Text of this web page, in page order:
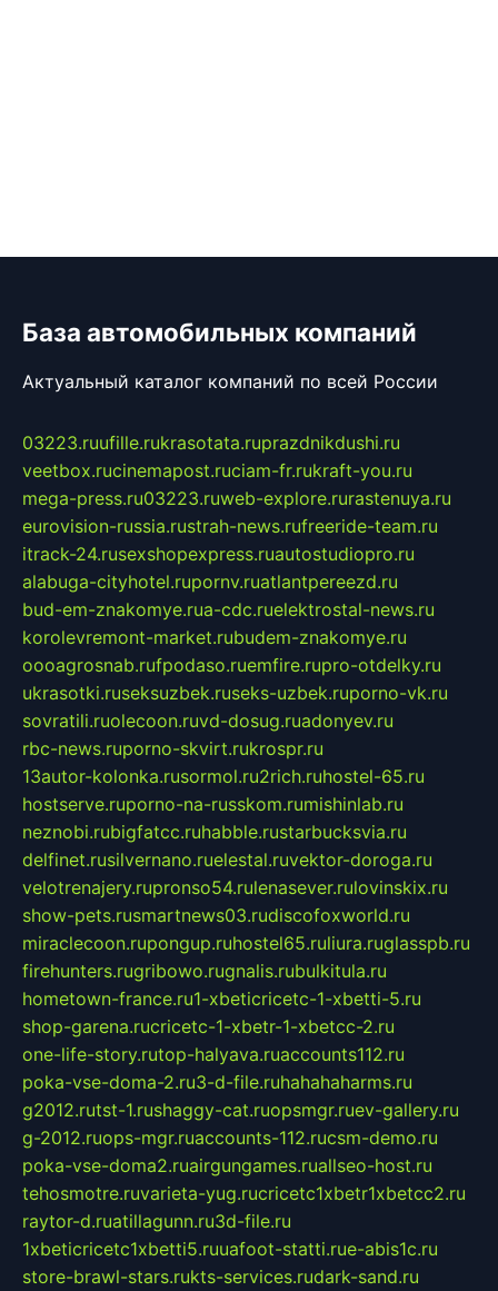
База автомобильных компаний
Актуальный каталог компаний по всей России
03223.ruufille.rukrasotata.ruprazdnikdushi.ru
veetbox.rucinemapost.ruciam-fr.rukraft-you.ru
mega-press.ru03223.ruweb-explore.rurastenuya.ru
eurovision-russia.rustrah-news.rufreeride-team.ru
itrack-24.rusexshopexpress.ruautostudiopro.ru
alabuga-cityhotel.rupornv.ruatlantpereezd.ru
bud-em-znakomye.rua-cdc.ruelektrostal-news.ru
korolevremont-market.rubudem-znakomye.ru
oooagrosnab.rufpodaso.ruemfire.rupro-otdelky.ru
ukrasotki.ruseksuzbek.ruseks-uzbek.ruporno-vk.ru
sovratili.ruolecoon.ruvd-dosug.ruadonyev.ru
rbc-news.ruporno-skvirt.rukrospr.ru
13autor-kolonka.rusormol.ru2rich.ruhostel-65.ru
hostserve.ruporno-na-russkom.rumishinlab.ru
neznobi.rubigfatcc.ruhabble.rustarbucksvia.ru
delfinet.rusilvernano.ruelestal.ruvektor-doroga.ru
velotrenajery.rupronso54.rulenasever.rulovinskix.ru
show-pets.rusmartnews03.rudiscofoxworld.ru
miraclecoon.rupongup.ruhostel65.ruliura.ruglasspb.ru
firehunters.rugribowo.rugnalis.rubulkitula.ru
hometown-france.ru1-xbeticricetc-1-xbetti-5.ru
shop-garena.rucricetc-1-xbetr-1-xbetcc-2.ru
one-life-story.rutop-halyava.ruaccounts112.ru
poka-vse-doma-2.ru3-d-file.ruhahahaharms.ru
g2012.rutst-1.rushaggy-cat.ruopsmgr.ruev-gallery.ru
g-2012.ruops-mgr.ruaccounts-112.rucsm-demo.ru
poka-vse-doma2.ruairgungames.ruallseo-host.ru
tehosmotre.ruvarieta-yug.rucricetc1xbetr1xbetcc2.ru
raytor-d.ruatillagunn.ru3d-file.ru
1xbeticricetc1xbetti5.ruuafoot-statti.rue-abis1c.ru
store-brawl-stars.rukts-services.rudark-sand.ru